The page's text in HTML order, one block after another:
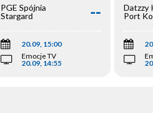
PGE Spójnia
Stargard
--
20.09, 15:00
Emocje TV
20.09, 14:55
Datzzy
Port